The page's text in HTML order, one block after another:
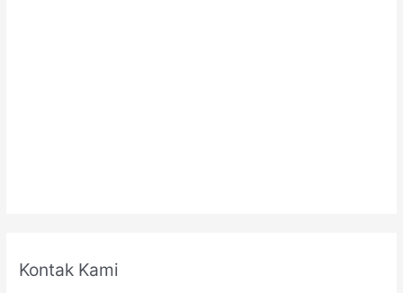
Kontak Kami